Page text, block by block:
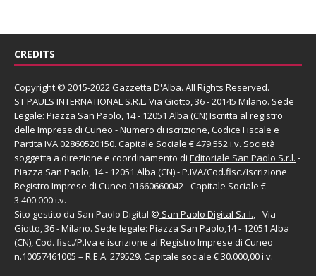
CREDITS
Copyright © 2015-2022 Gazzetta D'Alba. All Rights Reserved.
ST PAULS INTERNATIONAL S.R.L. Via Giotto, 36 - 20145 Milano. Sede
Legale: Piazza San Paolo, 14 - 12051 Alba (CN) Iscritta al registro
delle Imprese di Cuneo - Numero di iscrizione, Codice Fiscale e
Partita IVA 02860520150. Capitale Sociale € 479.552 i.v. Società
soggetta a direzione e coordinamento di Editoriale San Paolo S.r.l. -
Piazza San Paolo, 14 - 12051 Alba (CN) - P.IVA/Cod.fisc./Iscrizione
Registro Imprese di Cuneo 01660660042 - Capitale Sociale €
3.400.000 i.v.
Sito gestito da San Paolo Digital © San Paolo Digital S.r.l., - Via
Giotto, 36 - Milano. Sede legale: Piazza San Paolo,14 - 12051 Alba
(CN), Cod. fisc./P.Iva e iscrizione al Registro Imprese di Cuneo
n.10057461005 – R.E.A. 279529. Capitale sociale € 30.000,00 i.v.